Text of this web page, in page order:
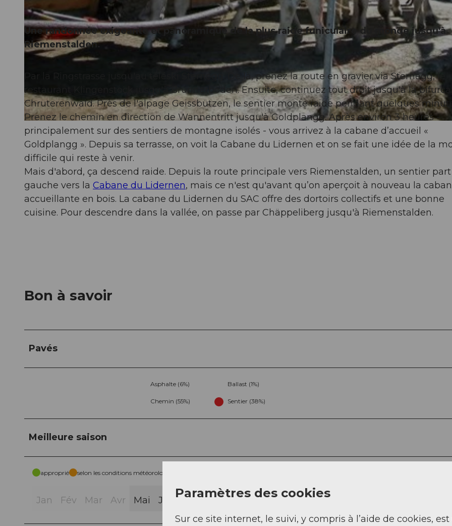
Une randonnée exigeante et panoramique de la plus raide funiculaire du monde jusqu'à
Riemenstalden.
Par la Ringstrasse jusqu'au téléski Sternegg. De là, prenez la route en gravier via Sternegg, le
restaurant Klingenstock jusqu'à Brunnerboden. Ensuite, continuez tout droit jusqu'à la
Chruterenwald. Près de l'alpage Geissbützen, le sentier monte raide pendant quelques
Prenez le chemin en direction de Wannentritt jusqu'à Goldplangg. Après environ 3 heures -
principalement sur des sentiers de montagne isolés - vous arrivez à la cabane d’accueil «
Goldplangg ». Depuis sa terrasse, on voit la Cabane du Lidernen et on se fait une idée de la
difficile qui reste à venir.
Mais d'abord, ça descend raide. Depuis la route principale vers Riemenstalden, un sentier part
gauche vers la Cabane du Lidernen, mais ce n'est qu'avant qu’on aperçoit à nouveau la
accueillante en bois. La cabane du Lidernen du SAC offre des dortoirs collectifs et une bonne
cuisine. Pour descendre dans la vallée, on passe par Chäppeliberg jusqu'à Riemenstalden.
Bon à savoir
Pavés
Asphalte (6%) Ballast (1%)
Chemin (55%) Sentier (38%)
Meilleure saison
approprié selon les conditions météorologiques
Jan Fév Mar Avr Mai Jui Jui Aoû Sep Oct Nov Déc
Paramètres des cookies
Sur ce site internet, le suivi, y compris à l’aide de cookies,